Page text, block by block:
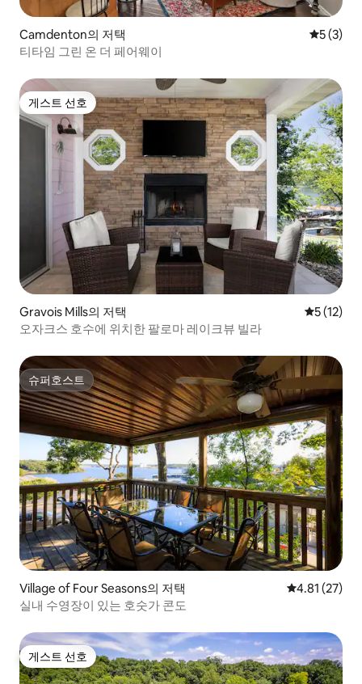
Camdenton의 저택 평점 5점
5 (3)
티타임 그린 온 더 페어웨이
게스트 선호
게스트 선호
Gravois Mills의 저택 평점 5점
5 (12)
오자크스 호수에 위치한 팔로마 레이크뷰 빌라
슈퍼호스트
슈퍼호스트
Village of Four Seasons의 저택 평점 4.81점
4.81 (27)
실내 수영장이 있는 호숫가 콘도
게스트 선호
게스트 선호